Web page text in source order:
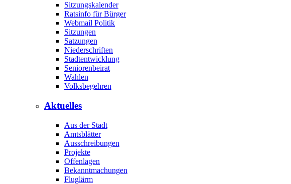
Sitzungskalender
Ratsinfo für Bürger
Webmail Politik
Sitzungen
Satzungen
Niederschriften
Stadtentwicklung
Seniorenbeirat
Wahlen
Volksbegehren
Aktuelles
Aus der Stadt
Amtsblätter
Ausschreibungen
Projekte
Offenlagen
Bekanntmachungen
Fluglärm